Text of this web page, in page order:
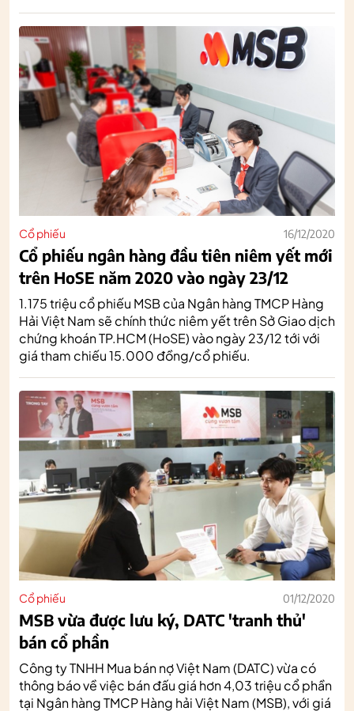
Cổ phiếu 16/12/2020
Cổ phiếu ngân hàng đầu tiên niêm yết mới
trên HoSE năm 2020 vào ngày 23/12
1.175 triệu cổ phiếu MSB của Ngân hàng TMCP Hàng
Hải Việt Nam sẽ chính thức niêm yết trên Sở Giao dịch
chứng khoán TP.HCM (HoSE) vào ngày 23/12 tới với
giá tham chiếu 15.000 đồng/cổ phiếu.
Cổ phiếu 01/12/2020
MSB vừa được lưu ký, DATC 'tranh thủ'
bán cổ phần
Công ty TNHH Mua bán nợ Việt Nam (DATC) vừa có
thông báo về việc bán đấu giá hơn 4,03 triệu cổ phần
tại Ngân hàng TMCP Hàng hải Việt Nam (MSB), với giá